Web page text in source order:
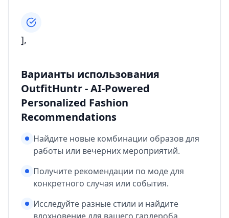
],
Варианты использования
OutfitHuntr - AI-Powered
Personalized Fashion
Recommendations
Найдите новые комбинации образов для
работы или вечерних мероприятий.
Получите рекомендации по моде для
конкретного случая или события.
Исследуйте разные стили и найдите